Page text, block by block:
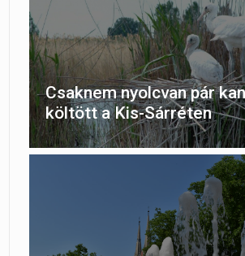
Csaknem nyolcvan pár
költött a Kis-Sárréten